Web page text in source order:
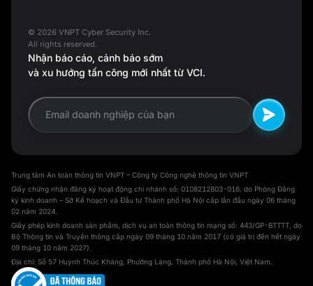
© 2026 VNPT Cyber Security Inc.
All rights reserved.
Nhận báo cáo, cảnh báo sớm
và xu hướng tấn công mới nhất từ VCI.
Trung tâm An toàn thông tin VNPT – Công ty Công nghệ thông tin VNPT
Giấy chứng nhận đăng ký hoạt động chi nhánh số: 0108212803-016, do Phòng Đăng
ký kinh doanh – Sở Kế hoạch và Đầu tư Thành phố Hà Nội cấp lần đầu ngày 06 tháng
02 năm 2024.
Giấy phép kinh doanh sản phẩm, dịch vụ an toàn thông tin mạng số: 443/GP-BTTTT, do
Bộ Thông tin và Truyền thông cấp ngày 09 tháng 10 năm 2017 (có giá trị đến hết ngày
09 tháng 10 năm 2027).
Địa chỉ: Số 57 Huỳnh Thúc Kháng, Phường Láng, Thành phố Hà Nội, Việt Nam.